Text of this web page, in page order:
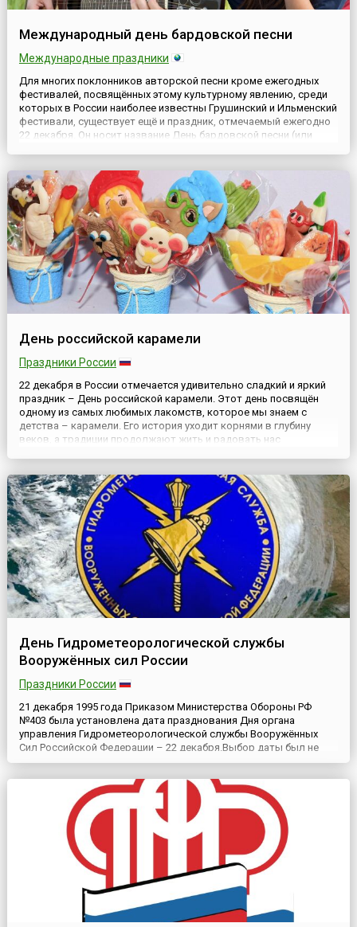
Международный день бардовской песни
Международные праздники
Для многих поклонников авторской песни кроме ежегодных
фестивалей, посвящённых этому культурному явлению, среди
которых в России наиболее известны Грушинский и Ильменский
фестивали, существует ещё и праздник, отмечаемый ежегодно
22 декабря. Он носит название День бардовской песни (или
День российской карамели
Праздники России
22 декабря в России отмечается удивительно сладкий и яркий
праздник – День российской карамели. Этот день посвящён
одному из самых любимых лакомств, которое мы знаем с
детства – карамели. Его история уходит корнями в глубину
веков, а традиции продолжают жить и радовать нас
простые и вк...
День Гидрометеорологической службы
Вооружённых сил России
Праздники России
21 декабря 1995 года Приказом Министерства Обороны РФ
№403 была установлена дата празднования Дня органа
управления Гидрометеорологической службы Вооружённых
Сил Российской Федерации – 22 декабря.Выбор даты был не
случаен. Первая мировая война сделала очевидной
фронта для успешного планирования боевых операций.
Особенно актуальной была мет...